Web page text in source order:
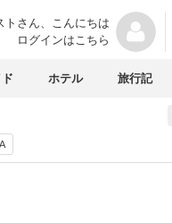
トさん、 こんにちは
ログインはこちら
ホテル 旅行記